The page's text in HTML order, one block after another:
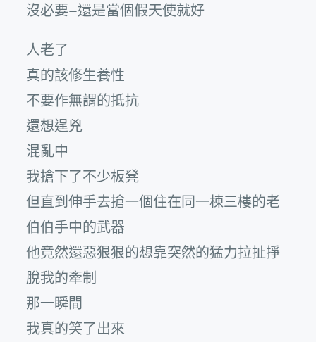
沒必要–還是當個假天使就好
人老了
真的該修生養性
不要作無謂的抵抗
還想逞兇
混亂中
我搶下了不少板凳
但直到伸手去搶一個住在同一棟三樓的老
伯伯手中的武器
他竟然還惡狠狠的想靠突然的猛力拉扯掙
脫我的牽制
那一瞬間
我真的笑了出來